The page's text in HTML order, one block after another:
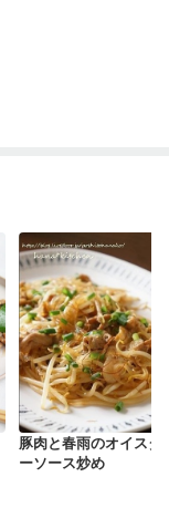
豚肉と春雨のオイスタ
ーソース炒め